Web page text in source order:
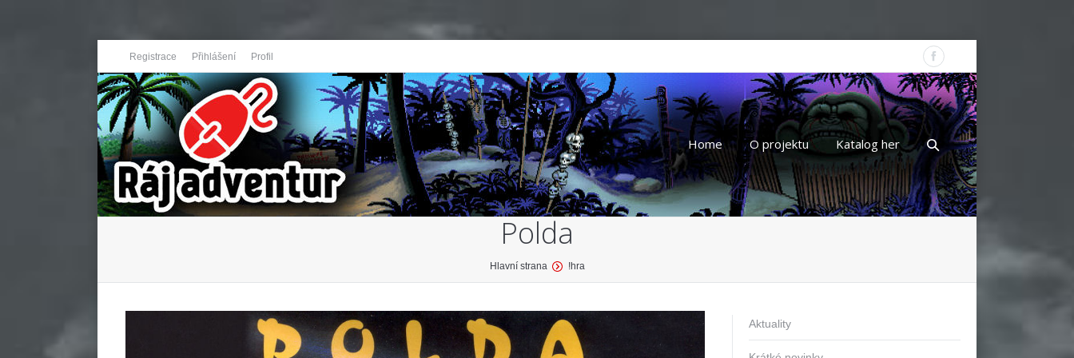
Registrace Přihlášení Profil
Home O projektu Katalog her
Polda
Hlavní strana !hra
Aktuality